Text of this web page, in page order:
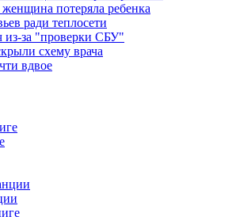
потеряла ребенка
ради теплосети
из-за "проверки СБУ"
схему врача
вдвое